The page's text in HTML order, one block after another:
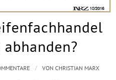
/ VONCHRISTIAN MARX